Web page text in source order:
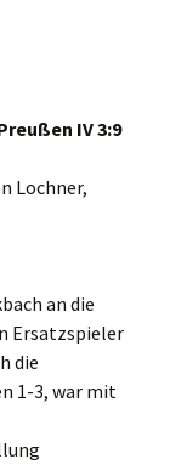
IV 3:9
Lochner,
an die
Ersatzspieler
die
1-3, war mit